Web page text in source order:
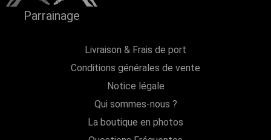
Parrainage
Livraison & Frais de port
Conditions générales de vente
Notice légale
Qui sommes-nous ?
La boutique en photos